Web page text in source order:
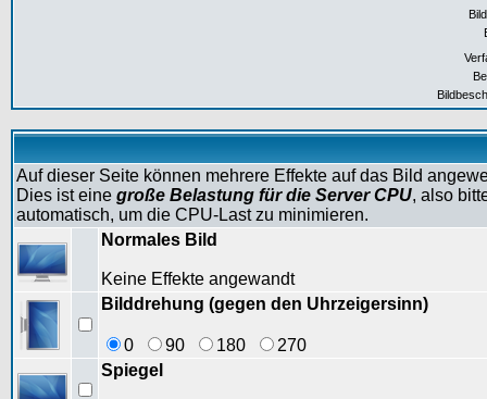
Auf dieser Seite können mehrere Effekte auf das Bild
Dies ist eine große Belastung für die Server CPU, also
automatisch, um die CPU-Last zu minimieren.
Normales Bild
Keine Effekte angewandt
Bilddrehung (gegen den Uhrzeigersinn)
0 90 180
270
Spiegel